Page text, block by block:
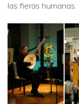
las fieras humanas: